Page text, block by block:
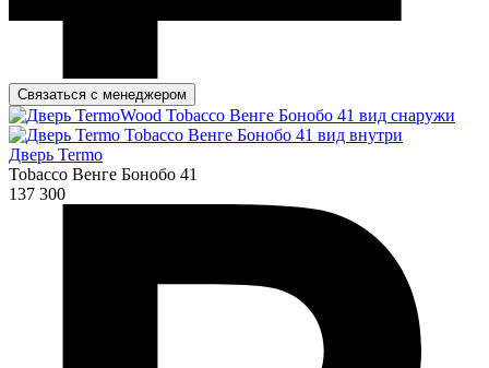
Связаться с менеджером
Дверь Termo
Tobacco Венге Бонобо 41
137 300